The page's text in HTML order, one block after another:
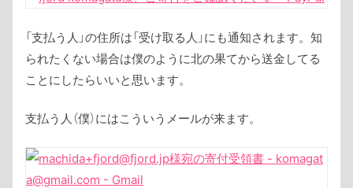
「支払う人」の住所は「受け取る人」にも通知されます。知
られたくない場合は僕のように北の果てから送金してる
ことにしたらいいと思います。
支払う人（僕）にはこういうメールが来ます。